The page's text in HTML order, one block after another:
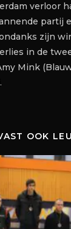
verloor
partij
zijn
in de
Mink
OOK